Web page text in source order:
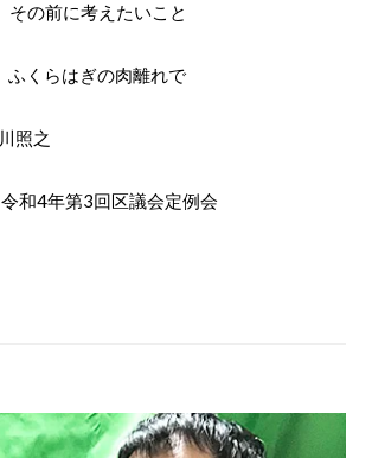
その前に考えたいこと
ふくらはぎの肉離れで
照之
和4年第3回区議会定例会